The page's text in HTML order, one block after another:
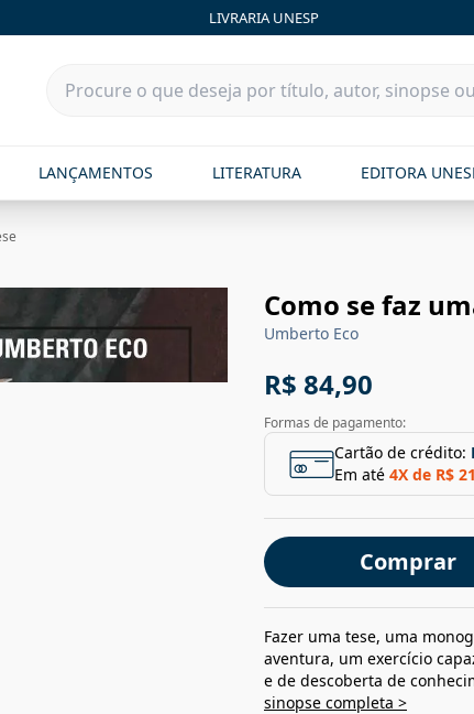
LIVRARIA UNESP
LANÇAMENTOS LITERATURA EDITORA
Como se faz
Umberto Eco
R$ 84,90
Formas de pagamento:
Cartão de crédito:
Em até 4X de R$
Comprar
Fazer uma tese, uma
aventura, um exercício
e de descoberta de
sinopse completa >